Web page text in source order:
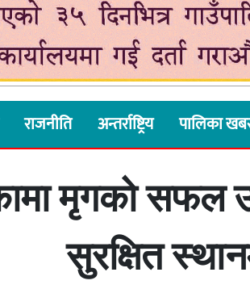
राजनीति अन्तर्राष्ट्रिय पालिका
मृगको सफल
सुरक्षित